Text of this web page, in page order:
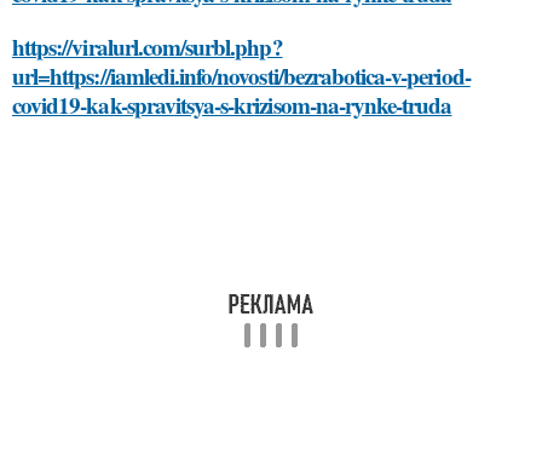
https://viralurl.com/surbl.php?
url=https://iamledi.info/novosti/bezrabotica-v-period-
covid19-kak-spravitsya-s-krizisom-na-rynke-truda